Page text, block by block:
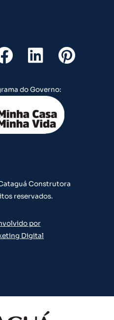
F
a
c
e
b
o
L
i
n
k
e
d
P
i
t
do Governo:
Construtora
reservados.
por
Digital